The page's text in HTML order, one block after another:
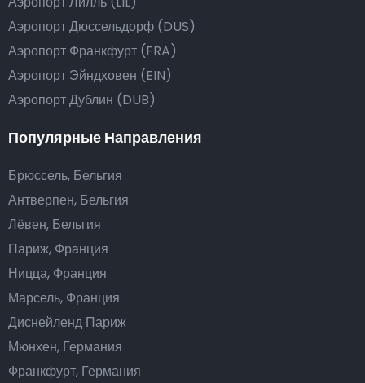
Аэропорт Дюссельдорф (DUS)
Аэропорт Франкфурт (FRA)
Аэропорт Эйндховен (EIN)
Аэропорт Дублин (DUB)
Популярные Направления
Брюссель, Бельгия
Антверпен, Бельгия
Лёвен, Бельгия
Париж, Франция
Ницца, Франция
Марсель, Франция
Диснейленд Париж
Мюнхен, Германия
Франкфурт, Германия